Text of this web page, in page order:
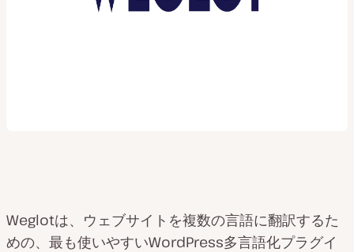
Weglotは、ウェブサイトを複数の言語に翻訳するた
めの、最も使いやすいWordPress多言語化プラグイ